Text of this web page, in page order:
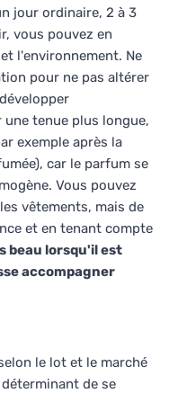
jour ordinaire, 2 à 3
vous pouvez en
l'environnement. Ne
pour ne pas altérer
tenue plus longue,
exemple après la
car le parfum se
Vous pouvez
vêtements, mais de
et en tenant compte
beau lorsqu'il est
accompagner
le lot et le marché
de se